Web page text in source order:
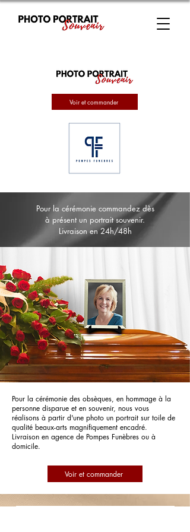
Voir et commander
Pour la cérémonie commandez dès
à présent un portrait souvenir.
Livraison en 24h/48h
Pour la cérémonie des obsèques, en hommage à la
personne disparue et en souvenir, nous vous
réalisons à partir d'une photo un portrait sur toile de
qualité beaux-arts magnifiquement encadré.
Livraison en agence de Pompes Funèbres ou à
domicile.
Voir et commander